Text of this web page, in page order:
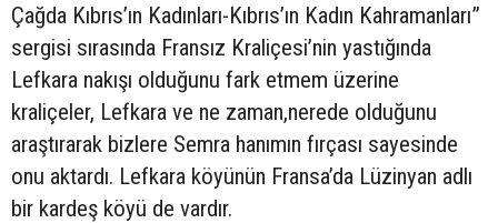
Çağda Kıbrıs’ın Kadınları-Kıbrıs’ın Kadın Kahramanları”
sergisi sırasında Fransız Kraliçesi’nin yastığında
Lefkara nakışı olduğunu fark etmem üzerine
kraliçeler, Lefkara ve ne zaman,nerede olduğunu
araştırarak bizlere Semra hanımın fırçası sayesinde
onu aktardı. Lefkara köyünün Fransa’da Lüzinyan adlı
bir kardeş köyü de vardır.